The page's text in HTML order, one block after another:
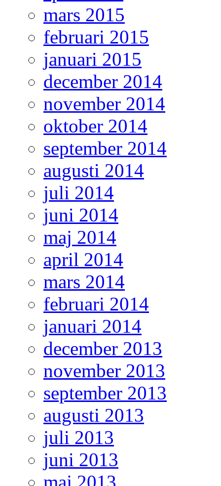
mars 2015
februari 2015
januari 2015
december 2014
november 2014
oktober 2014
september 2014
augusti 2014
juli 2014
juni 2014
maj 2014
april 2014
mars 2014
februari 2014
januari 2014
december 2013
november 2013
september 2013
augusti 2013
juli 2013
juni 2013